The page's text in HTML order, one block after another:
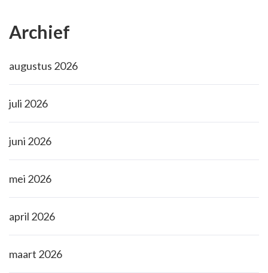
Archief
augustus 2026
juli 2026
juni 2026
mei 2026
april 2026
maart 2026